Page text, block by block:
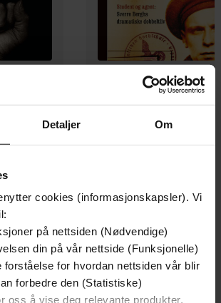
Detaljer Om
cookies (informasjonskapsler). Vi
på nettsiden (Nødvendige)
din på vår nettside (Funksjonelle)
forståelse for hvordan nettsiden vår blir
forbedre den (Statistiske)
oss å vise deg relevante produkter,
249,-
Spion i Hitlers rike
grenselos forteller
Erik Thoresen(forfatter),Per Frisch